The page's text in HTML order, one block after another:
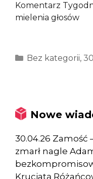
Komentarz
mielenia głosów
Kategorie
Bez kategorii,
Nowe
30.04.26 Zamość
zmarł nagle
Krucjatą